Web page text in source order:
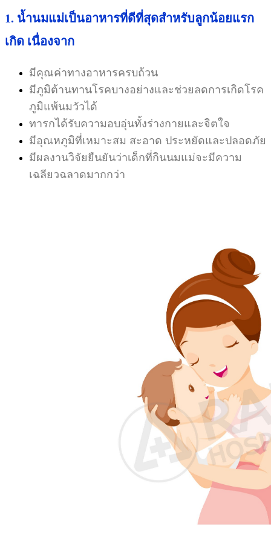
1. น้ำนมแม่เป็นอาหารที่ดีที่สุดสำหรับลูกน้อยแรก
เกิด เนื่องจาก
มีคุณค่าทางอาหารครบถ้วน
มีภูมิต้านทานโรคบางอย่างและช่วยลดการเกิดโรค
ภูมิแพ้นมวัวได้
ทารกได้รับความอบอุ่นทั้งร่างกายและจิตใจ
มีอุณหภูมิที่เหมาะสม สะอาด ประหยัดและปลอดภัย
มีผลงานวิจัยยืนยันว่าเด็กที่กินนมแม่จะมีความ
เฉลียวฉลาดมากกว่า